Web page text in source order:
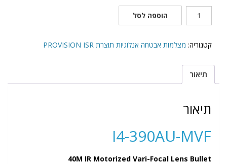
390AU-
הוספה לסל
קטגוריה: מצלמות אבטחה אנלוגיות תוצרת PROVISION ISR
תיאור
תיאור
I4-390AU-MVF
40M IR Motorized Vari-Focal Lens Bullet